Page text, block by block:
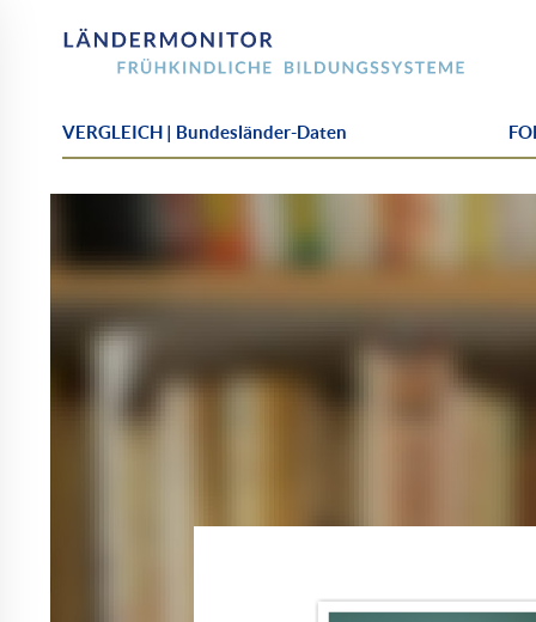
VERGLEICH | Bundesländer-Daten
Detail